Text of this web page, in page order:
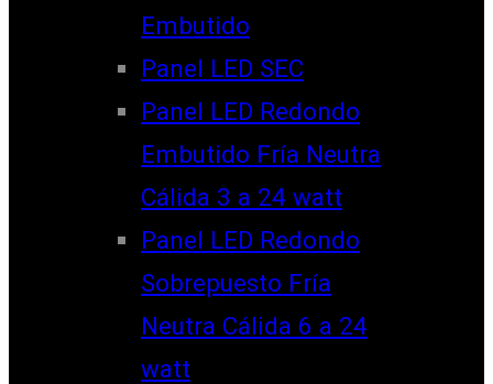
Embutido
Panel LED SEC
Panel LED Redondo
Embutido Fría Neutra
Cálida 3 a 24 watt
Panel LED Redondo
Sobrepuesto Fría
Neutra Cálida 6 a 24
watt